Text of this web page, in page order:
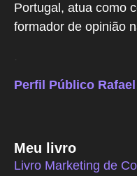
Portugal, atua como
formador de opinião
Perfil Público Rafael
Meu livro
Livro Marketing de